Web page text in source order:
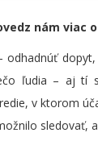
nám viac
ľudia – aj
v ktorom